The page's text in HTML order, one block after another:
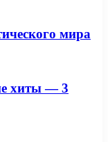
мира
хиты — 3